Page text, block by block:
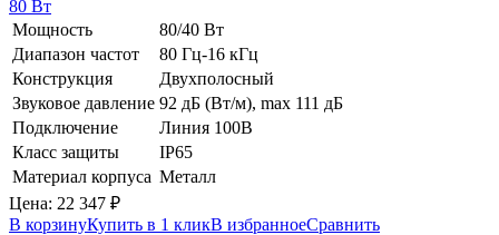
80 Вт
Мощность
80/40 Вт
Диапазон частот
80 Гц-16 кГц
Конструкция
Двухполосный
Звуковое давление 92 дБ (Вт/м), max 111 дБ
Подключение
Линия 100В
Класс защиты
IP65
Материал корпуса Металл
Цена: 22 347 ₽
В корзинуКупить в 1 кликВ избранноеСравнить